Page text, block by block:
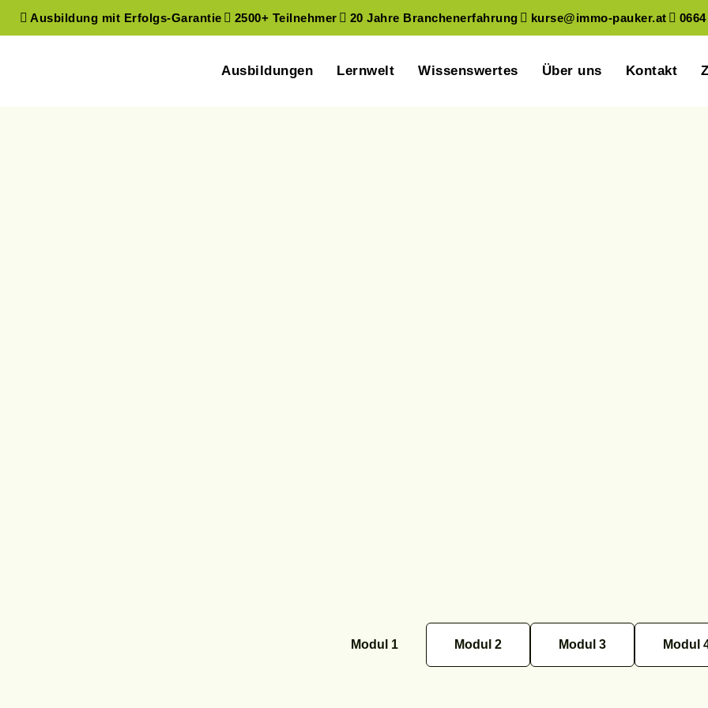
Ausbildung mit Erfolgs-Garantie 2500+ Teilnehmer 20 Jahre Branchenerfahrung kurse@immo-pauker.at
Ausbildungen Lernwelt Wissenswertes Über uns Kontakt
Modul 1 Modul 2 Modul 3 Modul